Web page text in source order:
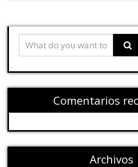
Comentarios
Archivos